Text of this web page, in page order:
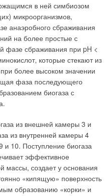
в ней симбиозом
микроорганизмов,
анаэробного сбраживания
на более простые с
фазе сбраживания при pH <
которые стекают из
более высоком значении
фаза последующего
биогаза с
из внешней камеры 3 и
из внутренней камеры 4
и 10. Поступление биогаза
эффективное
создает у основания
«кипящую» поверхность
образованию «корки» и